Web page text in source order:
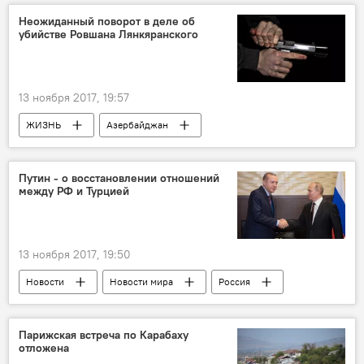
Неожиданный поворот в деле об
убийстве Ровшана Лянкяранского
13 ноября 2017, 19:57
ЖИЗНЬ
Азербайджан
Происшествия
Новости
Лоту Гули
Ровшан Лянкяранский
Тельман Исмаилов
Намик Джаниев
Путин - о восстановлении отношений
между РФ и Турцией
13 ноября 2017, 19:50
Новости Новости мира
Россия
Россия
Турция
Владимир Путин
Реджеп Тайип Эрдоган
товарооборот
Парижская встреча по Карабаху
отложена